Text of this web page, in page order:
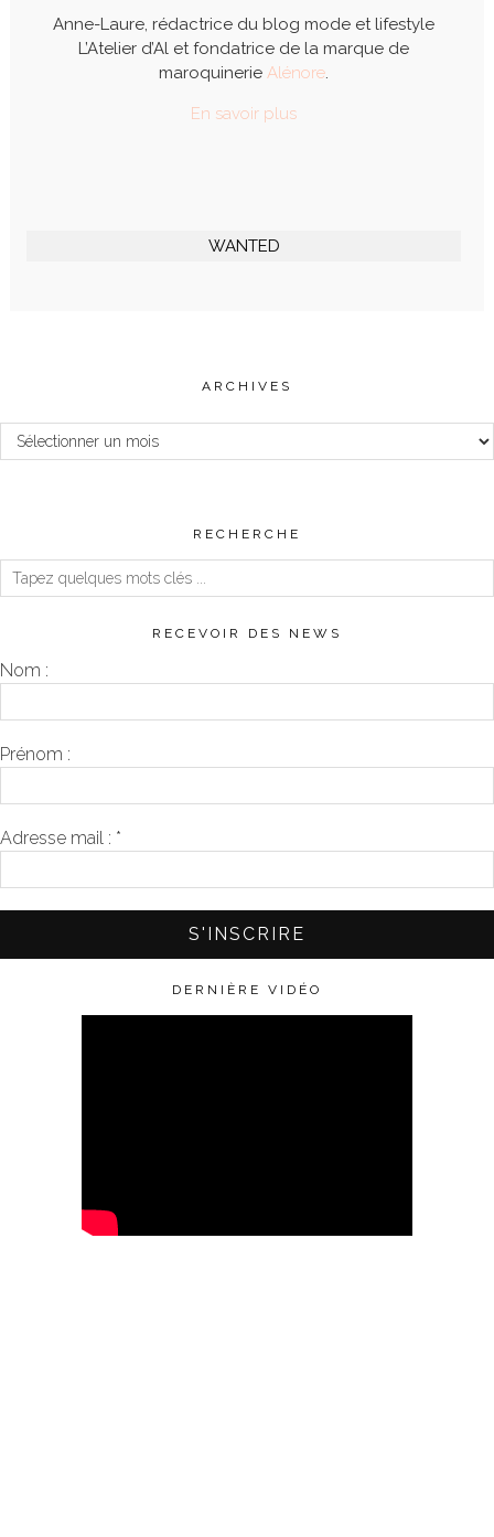
Anne-Laure, rédactrice du blog mode et lifestyle
L’Atelier d’Al et fondatrice de la marque de
maroquinerie Alénore.
En savoir plus
WANTED
ARCHIVES
Archives
RECHERCHE
RECEVOIR DES NEWS
Nom :
Prénom :
Adresse mail : *
DERNIÈRE VIDÉO